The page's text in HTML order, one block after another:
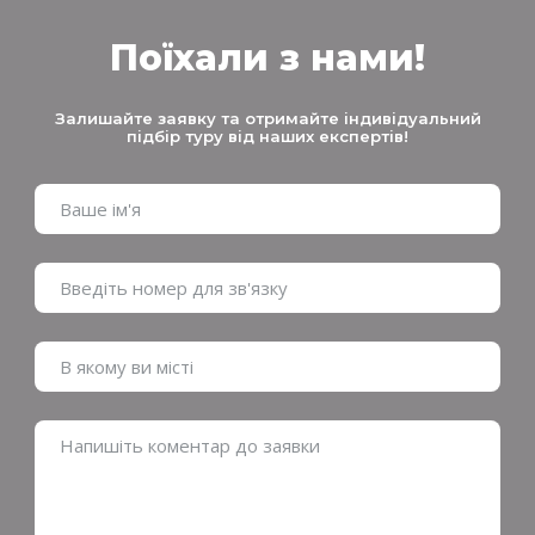
Поїхали з нами!
Залишайте заявку та отримайте індивідуальний
підбір туру від наших експертів!